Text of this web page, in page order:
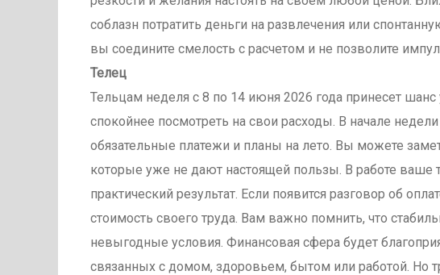
соблазн потратить деньги на развлечения или
вы соедините смелость с расчетом и не позволите
Телец
Тельцам неделя с 8 по 14 июня 2026 года принесет
спокойнее посмотреть на свои расходы. В начале
обязательные платежи и планы на лето. Вы можете
которые уже не дают настоящей пользы. В работе ваше
практический результат. Если появится разговор об
стоимость своего труда. Вам важно помнить, что
невыгодные условия. Финансовая сфера будет
связанных с домом, здоровьем, бытом или работой. Но